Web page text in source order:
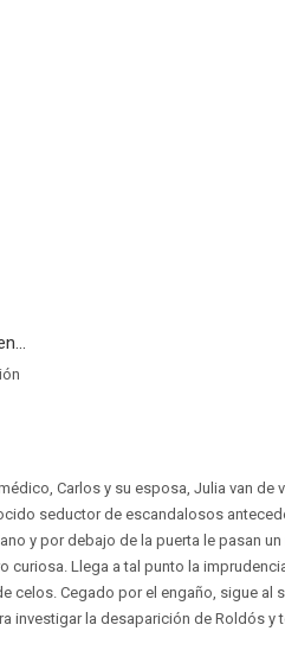
Carlos y su esposa, Julia van
seductor de escandalosos
y por debajo de la puerta le pasan
curiosa. Llega a tal punto la
celos. Cegado por el engaño, sigue
investigar la desaparición de Roldós y